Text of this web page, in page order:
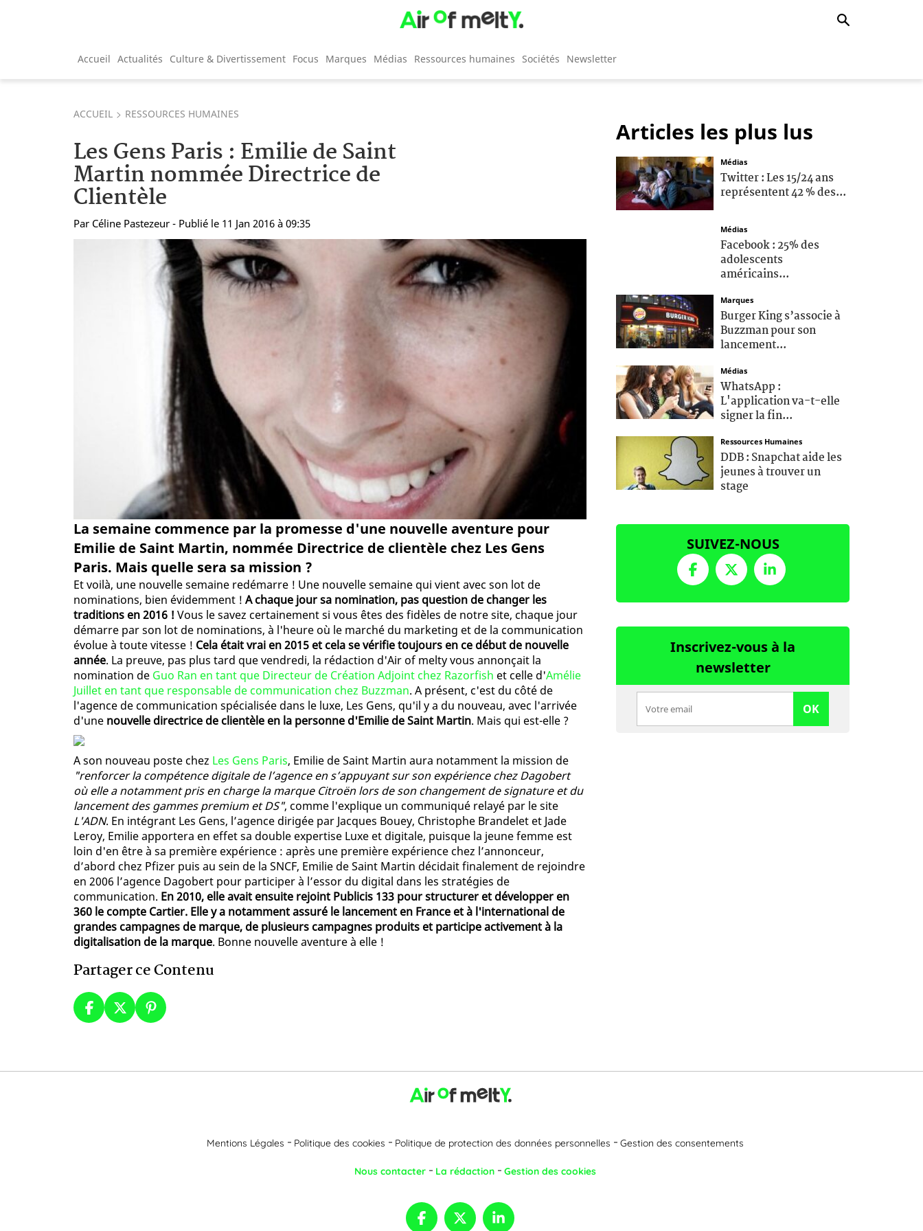
Accueil Actualités Culture & Divertissement Focus Marques Médias Ressources humaines Sociétés Newsletter
ACCUEIL RESSOURCES HUMAINES
Les Gens Paris : Emilie de Saint
Martin nommée Directrice de
Clientèle
Par Céline Pastezeur - Publié le 11 Jan 2016 à 09:35
La semaine commence par la promesse d'une nouvelle aventure pour
Emilie de Saint Martin, nommée Directrice de clientèle chez Les Gens
Paris. Mais quelle sera sa mission ?
Et voilà, une nouvelle semaine redémarre ! Une nouvelle semaine qui vient avec son lot de
nominations, bien évidemment ! A chaque jour sa nomination, pas question de changer les
traditions en 2016 ! Vous le savez certainement si vous êtes des fidèles de notre site, chaque jour
démarre par son lot de nominations, à l'heure où le marché du marketing et de la communication
évolue à toute vitesse ! Cela était vrai en 2015 et cela se vérifie toujours en ce début de nouvelle
année. La preuve, pas plus tard que vendredi, la rédaction d'Air of melty vous annonçait la
nomination de Guo Ran en tant que Directeur de Création Adjoint chez Razorfish et celle d'Amélie
Juillet en tant que responsable de communication chez Buzzman. A présent, c'est du côté de
l'agence de communication spécialisée dans le luxe, Les Gens, qu'il y a du nouveau, avec l'arrivée
d'une nouvelle directrice de clientèle en la personne d'Emilie de Saint Martin. Mais qui est-elle ?
A son nouveau poste chez Les Gens Paris, Emilie de Saint Martin aura notamment la mission de
"renforcer la compétence digitale de l’agence en s’appuyant sur son expérience chez Dagobert
où elle a notamment pris en charge la marque Citroën lors de son changement de signature et du
lancement des gammes premium et DS", comme l'explique un communiqué relayé par le site
L'ADN. En intégrant Les Gens, l’agence dirigée par Jacques Bouey, Christophe Brandelet et Jade
Leroy, Emilie apportera en effet sa double expertise Luxe et digitale, puisque la jeune femme est
loin d'en être à sa première expérience : après une première expérience chez l’annonceur,
d’abord chez Pfizer puis au sein de la SNCF, Emilie de Saint Martin décidait finalement de rejoindre
en 2006 l’agence Dagobert pour participer à l’essor du digital dans les stratégies de
communication. En 2010, elle avait ensuite rejoint Publicis 133 pour structurer et développer en
360 le compte Cartier. Elle y a notamment assuré le lancement en France et à l'international de
grandes campagnes de marque, de plusieurs campagnes produits et participe activement à la
digitalisation de la marque. Bonne nouvelle aventure à elle !
Partager ce Contenu
Articles les plus lus
Médias
Twitter : Les 15/24 ans
représentent 42 % des...
Médias
Facebook : 25% des
adolescents
américains...
Marques
Burger King s’associe à
Buzzman pour son
lancement...
Médias
WhatsApp :
L'application va-t-elle
signer la fin...
Ressources Humaines
DDB : Snapchat aide les
jeunes à trouver un
stage
SUIVEZ-NOUS
Inscrivez-vous à la
newsletter
OK
Mentions Légales Politique des cookies Politique de protection des données personnelles Gestion des consentements
Nous contacter La rédaction Gestion des cookies